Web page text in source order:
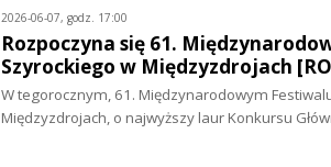
2026-06-07, godz. 17:00
Rozpoczyna się 61.
Szyrockiego w Międzyzdrojach
W tegorocznym, 61. Międzynarodowym
Międzyzdrojach, o najwyższy laur Konkursu